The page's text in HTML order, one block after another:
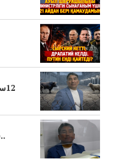
سوتتولەنگەناپتار ايىبە؟ۋ تسوتتاعىا..